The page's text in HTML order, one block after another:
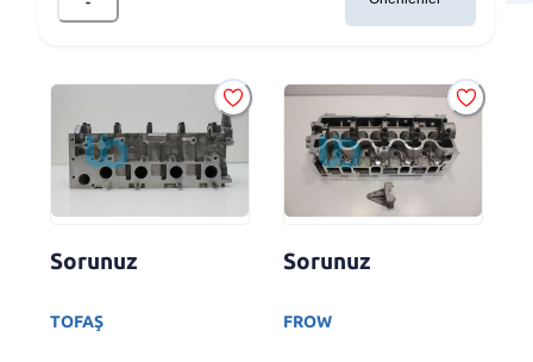
Sorunuz
TOFAŞ
Sorunuz
FROW